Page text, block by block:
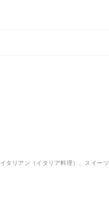
タリアン（イタリア料理）、スイーツ